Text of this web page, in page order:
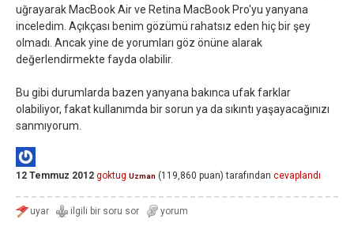
uğrayarak MacBook Air ve Retina MacBook Pro'yu yanyana
inceledim. Açıkçası benim gözümü rahatsız eden hiç bir şey
olmadı. Ancak yine de yorumları göz önüne alarak
değerlendirmekte fayda olabilir.
Bu gibi durumlarda bazen yanyana bakınca ufak farklar
olabiliyor, fakat kullanımda bir sorun ya da sıkıntı yaşayacağınızı
sanmıyorum.
12 Temmuz 2012 goktug Uzman (119,860 puan) tarafından cevaplandı